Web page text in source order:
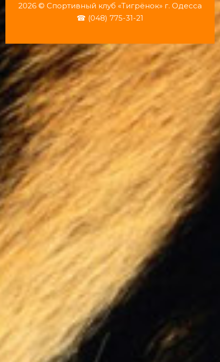
2026 © Спортивный клуб «Тигрёнок» г. Одесса
☎ (048) 775-31-21